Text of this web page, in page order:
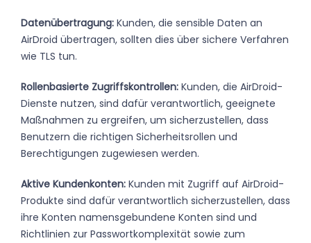
Datenübertragung: Kunden, die sensible Daten an
AirDroid übertragen, sollten dies über sichere Verfahren
wie TLS tun.
Rollenbasierte Zugriffskontrollen: Kunden, die AirDroid-
Dienste nutzen, sind dafür verantwortlich, geeignete
Maßnahmen zu ergreifen, um sicherzustellen, dass
Benutzern die richtigen Sicherheitsrollen und
Berechtigungen zugewiesen werden.
Aktive Kundenkonten: Kunden mit Zugriff auf AirDroid-
Produkte sind dafür verantwortlich sicherzustellen, dass
ihre Konten namensgebundene Konten sind und
Richtlinien zur Passwortkomplexität sowie zum